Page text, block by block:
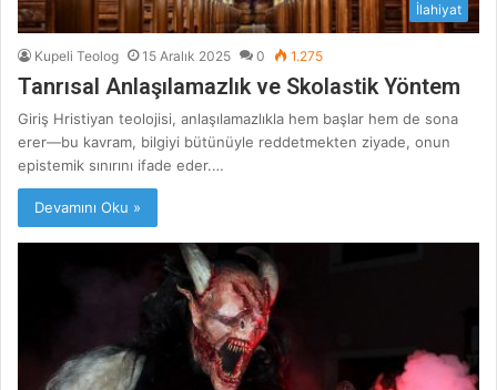
İlahiyat
Kupeli Teolog 15 Aralık 2025 0 1.275
Tanrısal Anlaşılamazlık ve Skolastik Yöntem
Giriş Hristiyan teolojisi, anlaşılamazlıkla hem başlar hem de sona
erer—bu kavram, bilgiyi bütünüyle reddetmekten ziyade, onun
epistemik sınırını ifade eder.…
Devamını Oku »